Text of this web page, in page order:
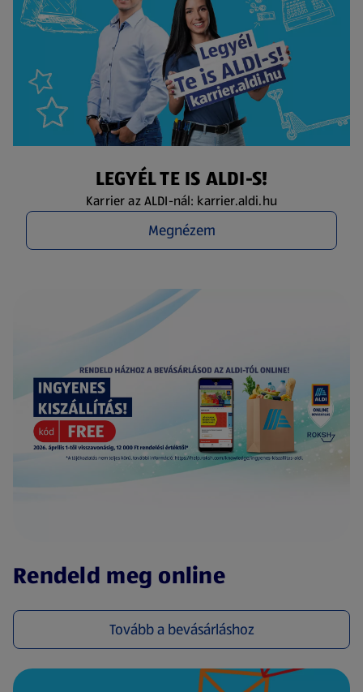
LEGYÉL TE IS ALDI-S!
Karrier az ALDI-nál: karrier.aldi.hu
Megnézem
Rendeld meg online
Tovább a bevásárláshoz
(új oldalon nyílik meg)